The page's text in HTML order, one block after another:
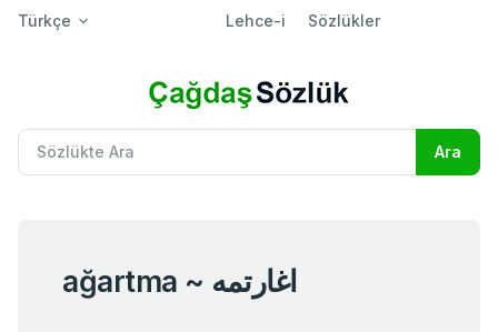
Türkçe Lehce-i Sözlükler
ağartma ~ اغارتمه